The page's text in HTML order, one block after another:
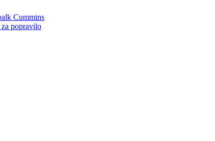
Cummins
popravilo